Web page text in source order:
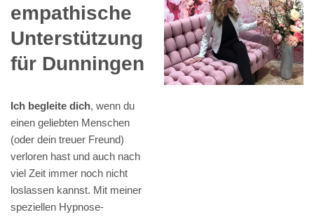
empathische
Unterstützung
für Dunningen
Ich begleite dich, wenn du
einen geliebten Menschen
(oder dein treuer Freund)
verloren hast und auch nach
viel Zeit immer noch nicht
loslassen kannst. Mit meiner
speziellen Hypnose-